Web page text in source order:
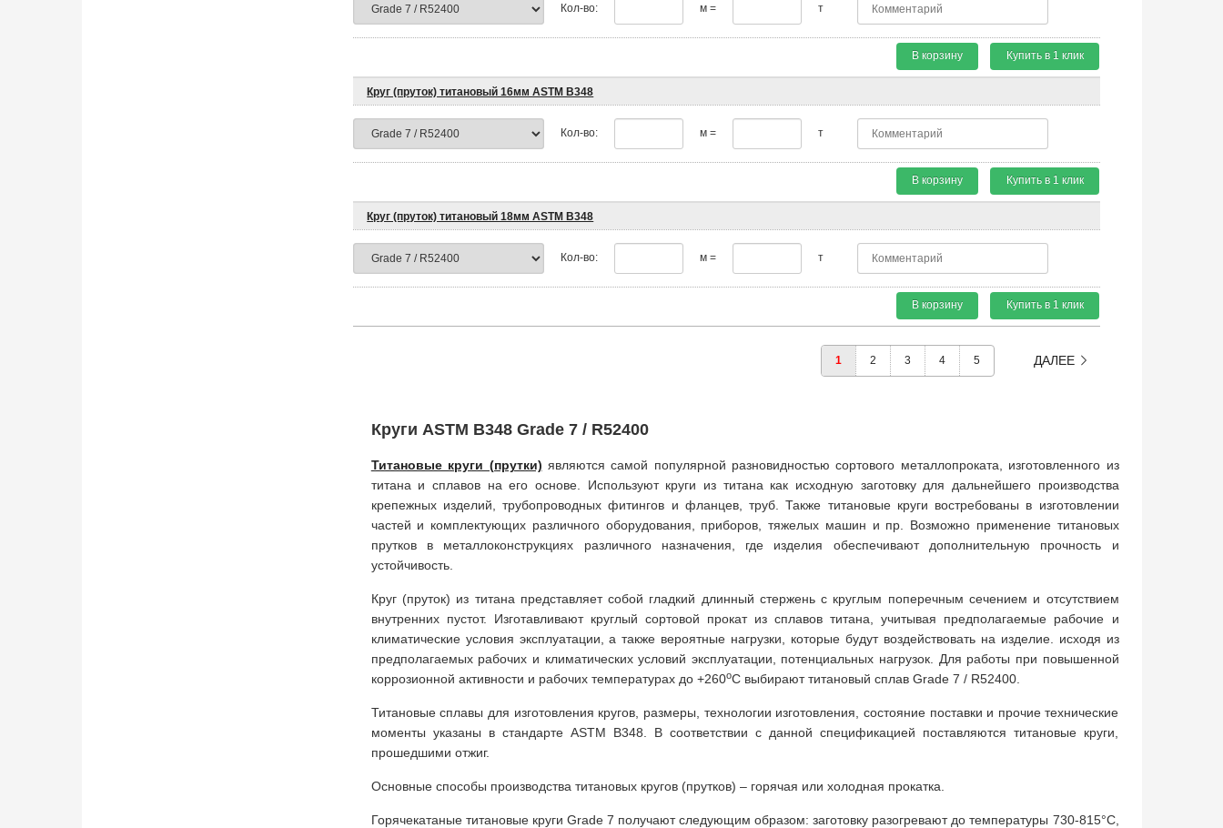
Кол-во: м = т
В корзину Купить в 1 клик
Круг (пруток) титановый 16мм ASTM B348
Кол-во: м = т
В корзину Купить в 1 клик
Круг (пруток) титановый 18мм ASTM B348
Кол-во: м = т
В корзину Купить в 1 клик
1 2 3 4 5 ДАЛЕЕ
Круги ASTM B348 Grade 7 / R52400
Титановые круги (прутки) являются самой популярной разновидностью сортового металлопроката, изготовленного из
титана и сплавов на его основе. Используют круги из титана как исходную заготовку для дальнейшего производства
крепежных изделий, трубопроводных фитингов и фланцев, труб. Также титановые круги востребованы в изготовлении
частей и комплектующих различного оборудования, приборов, тяжелых машин и пр. Возможно применение титановых
прутков в металлоконструкциях различного назначения, где изделия обеспечивают дополнительную прочность и
устойчивость.
Круг (пруток) из титана представляет собой гладкий длинный стержень с круглым поперечным сечением и отсутствием
внутренних пустот. Изготавливают круглый сортовой прокат из сплавов титана, учитывая предполагаемые рабочие и
климатические условия эксплуатации, а также вероятные нагрузки, которые будут воздействовать на изделие. исходя из
предполагаемых рабочих и климатических условий эксплуатации, потенциальных нагрузок. Для работы при повышенной
коррозионной активности и рабочих температурах до +260оС выбирают титановый сплав Grade 7 / R52400.
Титановые сплавы для изготовления кругов, размеры, технологии изготовления, состояние поставки и прочие технические
моменты указаны в стандарте ASTM B348. В соответствии с данной спецификацией поставляются титановые круги,
прошедшими отжиг.
Основные способы производства титановых кругов (прутков) – горячая или холодная прокатка.
Горячекатаные титановые круги Grade 7 получают следующим образом: заготовку разогревают до температуры 730-815°С,